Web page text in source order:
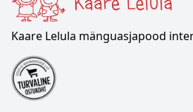
Kaare Lelula mänguasjapood